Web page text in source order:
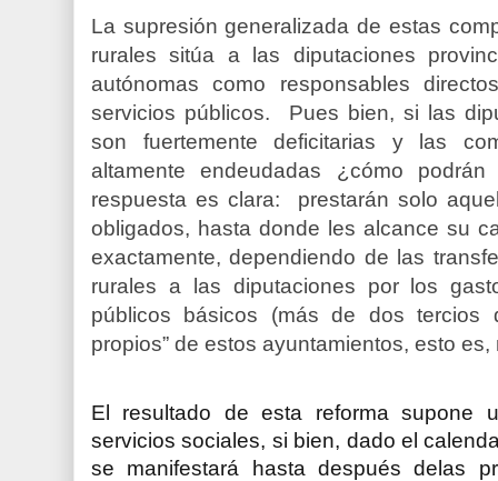
La supresión generalizada de estas
rurales sitúa a las diputaciones
autónomas como responsables
servicios públicos. Pues bien, si las
son fuertemente deficitarias y las
altamente endeudadas ¿cómo
respuesta es clara: prestarán solo
obligados, hasta donde les alcance su
exactamente, dependiendo de las
rurales a las diputaciones por los
públicos básicos (más de dos tercios
propios” de estos ayuntamientos, esto
El resultado de esta reforma supone
servicios sociales, si bien, dado el
se manifestará hasta después delas